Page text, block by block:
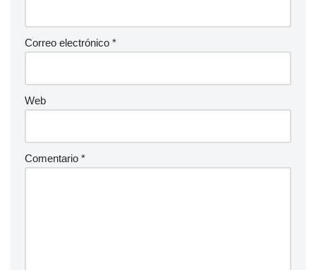
Correo electrónico *
Web
Comentario *